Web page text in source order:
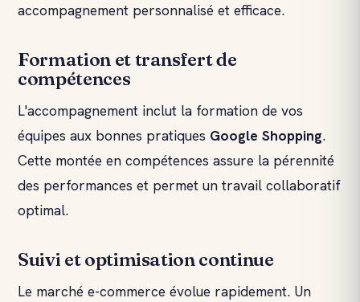
accompagnement personnalisé et efficace.
Formation et transfert de
compétences
L'accompagnement inclut la formation de vos
équipes aux bonnes pratiques Google Shopping.
Cette montée en compétences assure la pérennité
des performances et permet un travail collaboratif
optimal.
Suivi et optimisation continue
Le marché e-commerce évolue rapidement. Un